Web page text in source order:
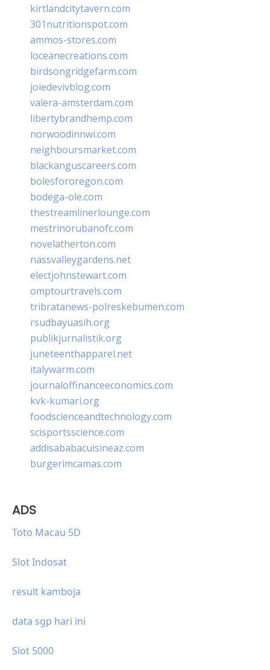
kirtlandcitytavern.com
301nutritionspot.com
ammos-stores.com
loceanecreations.com
birdsongridgefarm.com
joiedevivblog.com
valera-amsterdam.com
libertybrandhemp.com
norwoodinnwi.com
neighboursmarket.com
blackanguscareers.com
bolesfororegon.com
bodega-ole.com
thestreamlinerlounge.com
mestrinorubanofc.com
novelatherton.com
nassvalleygardens.net
electjohnstewart.com
omptourtravels.com
tribratanews-polreskebumen.com
rsudbayuasih.org
publikjurnalistik.org
juneteenthapparel.net
italywarm.com
journaloffinanceeconomics.com
kvk-kumari.org
foodscienceandtechnology.com
scisportsscience.com
addisababacuisineaz.com
burgerimcamas.com
ADS
Toto Macau 5D
Slot Indosat
result kamboja
data sgp hari ini
Slot 5000